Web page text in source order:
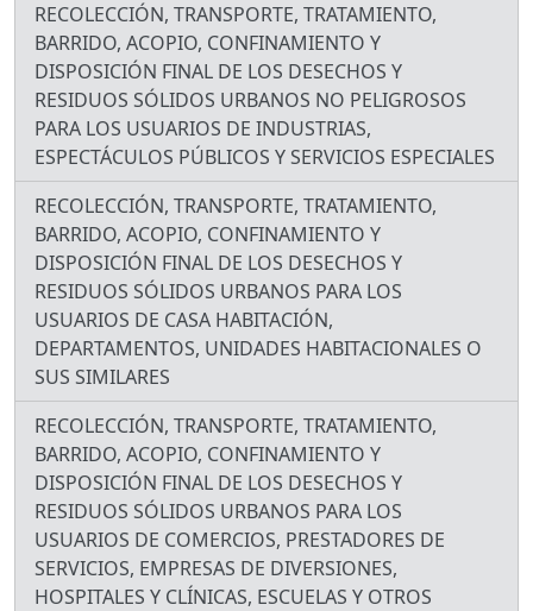
RECOLECCIÓN, TRANSPORTE, TRATAMIENTO,
BARRIDO, ACOPIO, CONFINAMIENTO Y
DISPOSICIÓN FINAL DE LOS DESECHOS Y
RESIDUOS SÓLIDOS URBANOS NO PELIGROSOS
PARA LOS USUARIOS DE INDUSTRIAS,
ESPECTÁCULOS PÚBLICOS Y SERVICIOS ESPECIALES
RECOLECCIÓN, TRANSPORTE, TRATAMIENTO,
BARRIDO, ACOPIO, CONFINAMIENTO Y
DISPOSICIÓN FINAL DE LOS DESECHOS Y
RESIDUOS SÓLIDOS URBANOS PARA LOS
USUARIOS DE CASA HABITACIÓN,
DEPARTAMENTOS, UNIDADES HABITACIONALES O
SUS SIMILARES
RECOLECCIÓN, TRANSPORTE, TRATAMIENTO,
BARRIDO, ACOPIO, CONFINAMIENTO Y
DISPOSICIÓN FINAL DE LOS DESECHOS Y
RESIDUOS SÓLIDOS URBANOS PARA LOS
USUARIOS DE COMERCIOS, PRESTADORES DE
SERVICIOS, EMPRESAS DE DIVERSIONES,
HOSPITALES Y CLÍNICAS, ESCUELAS Y OTROS